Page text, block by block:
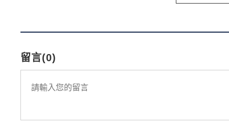
留言(0)